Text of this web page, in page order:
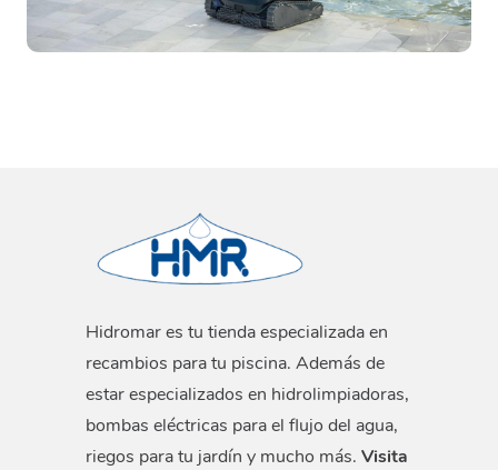
Hidromar es tu tienda especializada en
recambios para tu piscina. Además de
estar especializados en hidrolimpiadoras,
bombas eléctricas para el flujo del agua,
riegos para tu jardín y mucho más. Visita